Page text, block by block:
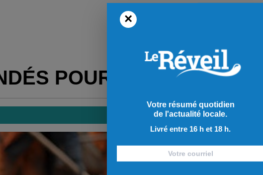
POUR VOUS
×
Votre résumé quotidien
de l'actualité locale.
Livré entre 16 h et 18 h.